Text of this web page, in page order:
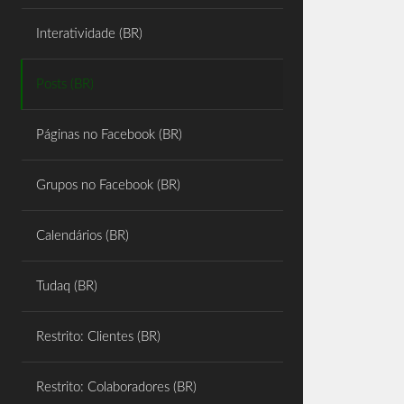
Interatividade (BR)
Posts (BR)
Páginas no Facebook (BR)
Grupos no Facebook (BR)
Calendários (BR)
Tudaq (BR)
Restrito: Clientes (BR)
Restrito: Colaboradores (BR)